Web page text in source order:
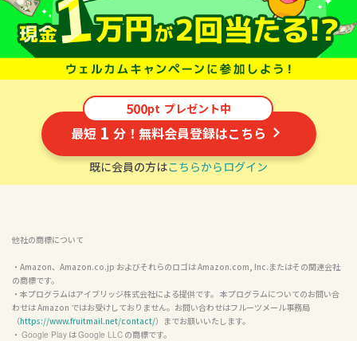
500pt プレゼント中
最短 1 分！無料会員登録はこちら
既に会員の方はこちらからログイン
他社の商標について
・Amazon、Amazon.co.jp およびそれらのロゴは Amazon.com, Inc.またはその関連会社
の商標です。
・本プログラムはアイブリッジ株式会社による提供です。 本プログラムについてのお問い合
わせは Amazon ではお受けしておりません。お問い合わせはフルーツメール事務局
（https://www.fruitmail.net/contact/）までお願いいたします。
・ Google Play は Google LLC の商標です。